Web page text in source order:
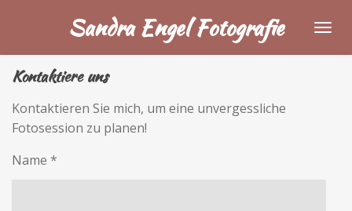
Hauptinhalt
springen
Sandra Engel Fotografie
Kontaktiere uns
Kontaktieren Sie mich, um eine unvergessliche
Fotosession zu planen!
Name *